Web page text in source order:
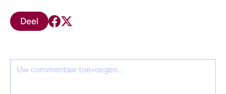
Deel
Reactie